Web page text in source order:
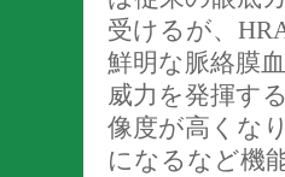
受けるが、
鮮明な脈絡膜
威力を発揮す
像度が高くな
になるなど機